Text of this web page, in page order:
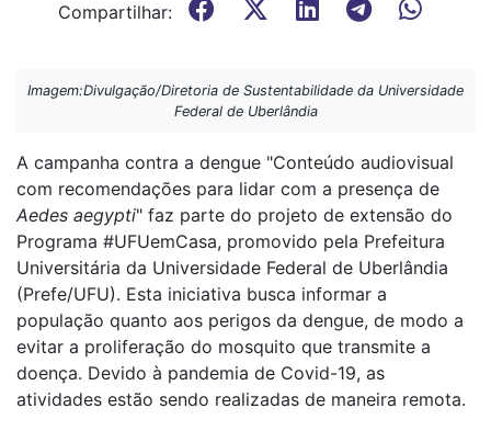
Compartilhar:
Imagem:Divulgação/Diretoria de Sustentabilidade da Universidade
Federal de Uberlândia
A campanha contra a dengue "Conteúdo audiovisual
com recomendações para lidar com a presença de
Aedes aegypti" faz parte do projeto de extensão do
Programa #UFUemCasa, promovido pela Prefeitura
Universitária da Universidade Federal de Uberlândia
(Prefe/UFU). Esta iniciativa busca informar a
população quanto aos perigos da dengue, de modo a
evitar a proliferação do mosquito que transmite a
doença. Devido à pandemia de Covid-19, as
atividades estão sendo realizadas de maneira remota.